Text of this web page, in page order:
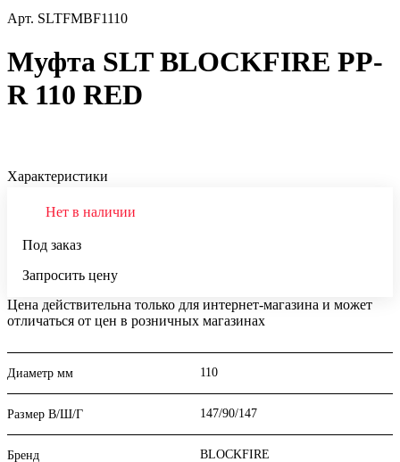
Арт. SLTFMBF1110
Муфта SLT BLOCKFIRE PP-
R 110 RED
Характеристики
Нет в наличии
Под заказ
Запросить цену
Цена действительна только для интернет-магазина и может
отличаться от цен в розничных магазинах
Диаметр мм 110
Размер В/Ш/Г 147/90/147
Бренд BLOCKFIRE